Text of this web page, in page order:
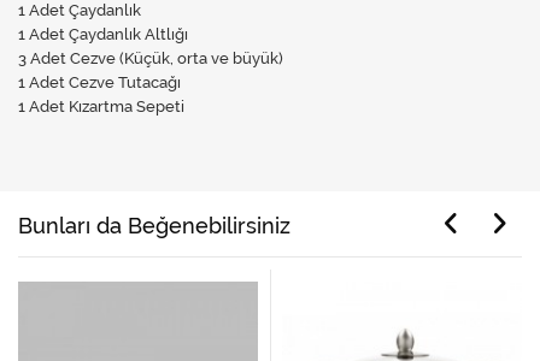
1 Adet Çaydanlık
1 Adet Çaydanlık Altlığı
3 Adet Cezve (Küçük, orta ve büyük)
1 Adet Cezve Tutacağı
1 Adet Kızartma Sepeti
Bunları da Beğenebilirsiniz